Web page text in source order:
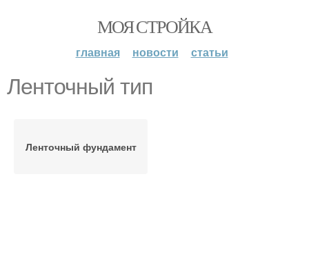
МОЯ СТРОЙКА
главная новости статьи
Ленточный тип
Ленточный фундамент